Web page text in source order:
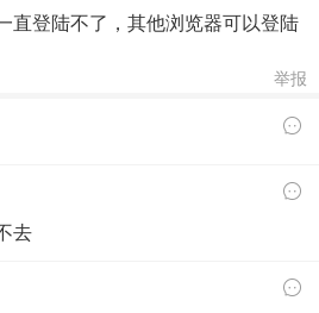
直登陆不了，其他浏览器可以登陆
举报
去